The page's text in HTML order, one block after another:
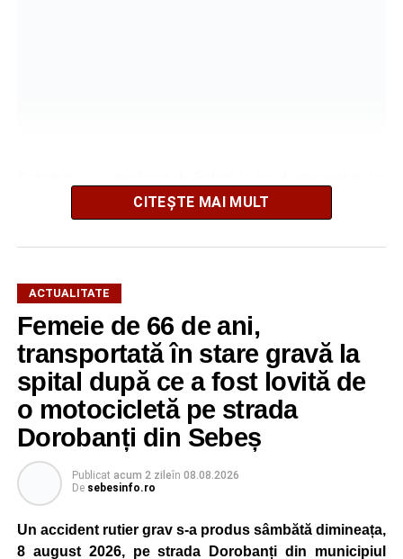
după o operațiune de scurtă durată au reușit să extragă
animalul în siguranță. Cățelul a fost scos teafăr și
nevătămat, spre bucuria celor care au asistat la
Pentru pompierii din Sebeș, fiecare misiune este
importantă, indiferent dacă este vorba despre salvarea
unei persoane sau a unui animal.
„Pentru noi, fiecare viață contează!”, au transmis
reprezentanții ISU Alba.
Adaugă-ne ca sursă preferată
Urmărește-ne pe Google News
CITEȘTE MAI MULT
ACTUALITATE
Femeie de 66 de ani,
transportată în stare gravă la
spital după ce a fost lovită de
o motocicletă pe strada
Dorobanți din Sebeș
Publicat acum 2 zileîn 08.08.2026
De sebesinfo.ro
Un accident rutier grav s-a produs sâmbătă dimineața,
8 august 2026, pe strada Dorobanți din municipiul